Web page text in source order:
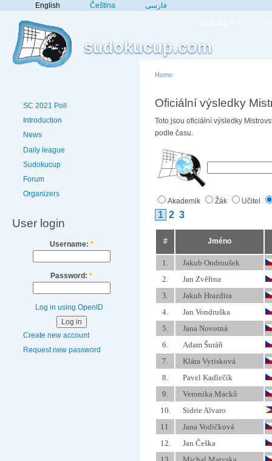
English Čeština فارسی
sudokucup.com
SC 2021 Poll
Introduction
News
Daily league
Sudokucup
Forum
Organizers
User login
Username: *
Password: *
Log in using OpenID
Create new account
Request new password
Home
Oficiální výsledky
Toto jsou oficiální výsledky
podle času.
Akademik Žák Učitel
1 2 3
# Jméno
1.
Jakub Ondroušek
2.
Jan Zvěřina
3.
Jakub Hrazdira
4.
Jan Vondruška
5.
Jana Novotná
6.
Adam Šuráň
7.
Klára Vytisková
8.
Pavel Kadlečík
9.
Veronika Macků
10.
Sidrie Alvaro
11.
Jana Vodičková
12.
Jan Češka